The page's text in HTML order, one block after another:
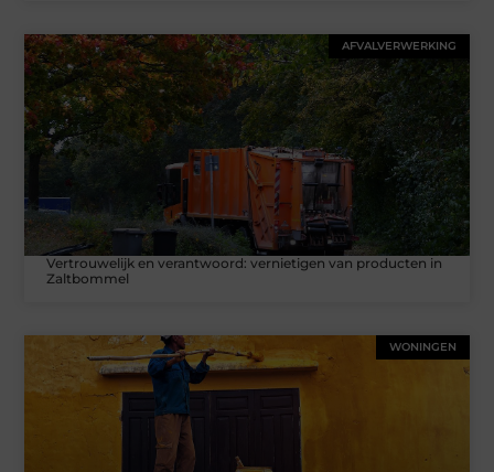
AFVALVERWERKING
Vertrouwelijk en verantwoord: vernietigen van producten in
Zaltbommel
WONINGEN